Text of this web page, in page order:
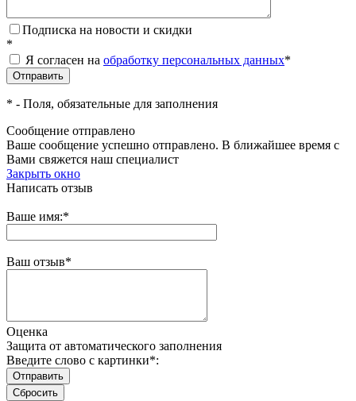
Подписка на новости и скидки
*
Я согласен на обработку персональных данных*
* - Поля, обязательные для заполнения
Сообщение отправлено
Ваше сообщение успешно отправлено. В ближайшее время с
Вами свяжется наш специалист
Закрыть окно
Написать отзыв
Ваше имя:*
Ваш отзыв*
Оценка
Защита от автоматического заполнения
Введите слово с картинки*: